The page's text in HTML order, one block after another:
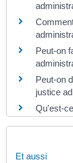
Peut-on
Peut-on
justice
Qu'est-
Et aussi